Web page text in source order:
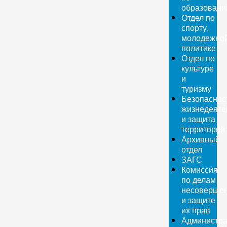
Отдел по
спорту,
политике
Отдел по
культуре
и
туризму
и защита
территорий
Архивный
отдел
ЗАГС
Комиссия
по делам
и защите
их прав